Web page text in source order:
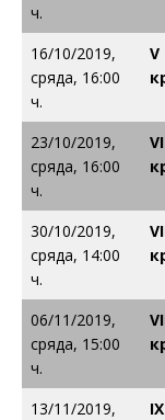
ч.
16/10/2019,
сряда, 16:00
ч.
V
23/10/2019,
сряда, 16:00
ч.
VI
30/10/2019,
сряда, 14:00
ч.
06/11/2019,
сряда, 15:00
ч.
13/11/2019,
IX